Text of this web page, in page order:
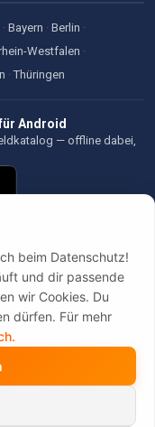
· Bayern · Berlin ·
Westfalen ·
· Thüringen
Android
— offline dabei,
Es gelten die
beim Datenschutz!
und dir passende
wir Cookies. Du
dürfen. Für mehr